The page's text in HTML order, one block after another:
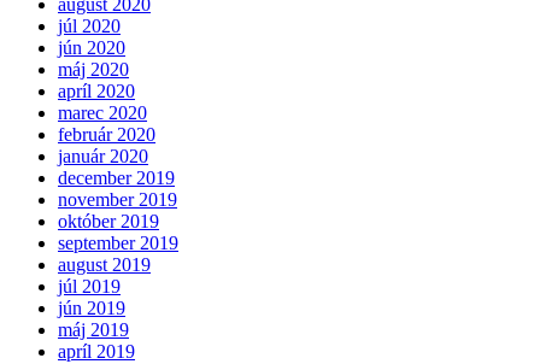
júl 2020
jún 2020
máj 2020
apríl 2020
marec 2020
február 2020
január 2020
december 2019
november 2019
október 2019
september 2019
august 2019
júl 2019
jún 2019
máj 2019
apríl 2019